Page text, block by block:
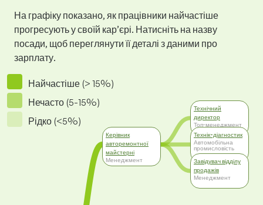
На графіку показано, як працівники найчастіше
прогресують у своїй кар’єрі. Натисніть на назву
посади, щоб переглянути її деталі з даними про
зарплату.
Найчастіше (> 15%)
Нечасто (5-15%)
Рідко (<5%)
Керівник
авторемонтної
майстерні
Менеджмент
Технічний
директор
Топ-менеджмент
Технік-діагностик
Автомобільна
промисловість
Завідувач відділу
продажів
Менеджмент